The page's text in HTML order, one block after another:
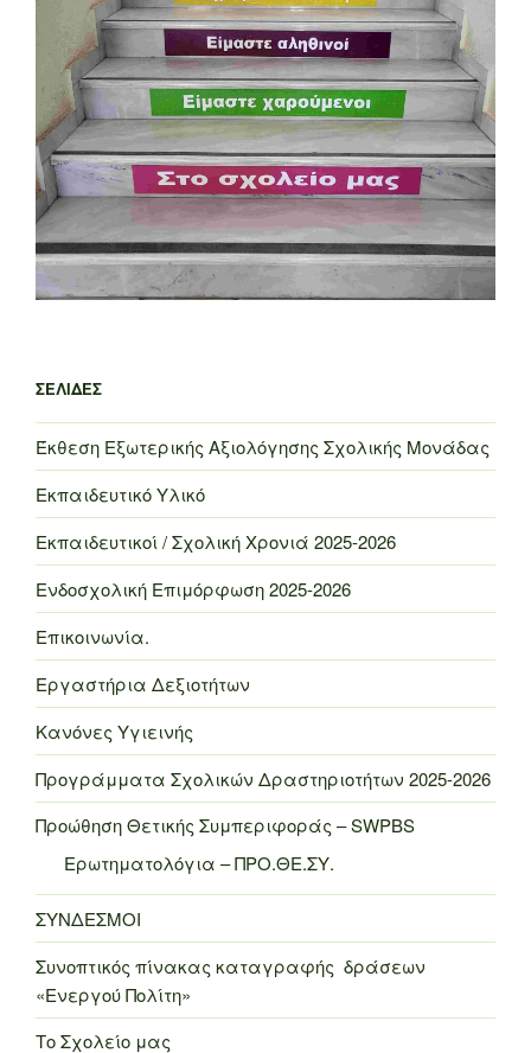
ΣΕΛΊΔΕΣ
Έκθεση Εξωτερικής Αξιολόγησης Σχολικής Μονάδας
Εκπαιδευτικό Υλικό
Εκπαιδευτικοί / Σχολική Χρονιά 2025-2026
Ενδοσχολική Επιμόρφωση 2025-2026
Επικοινωνία.
Εργαστήρια Δεξιοτήτων
Κανόνες Υγιεινής
Προγράμματα Σχολικών Δραστηριοτήτων 2025-2026
Προώθηση Θετικής Συμπεριφοράς – SWPBS
Ερωτηματολόγια – ΠΡΟ.ΘΕ.ΣΥ.
ΣΥΝΔΕΣΜΟΙ
Συνοπτικός πίνακας καταγραφής δράσεων
«Ενεργού Πολίτη»
Το Σχολείο μας